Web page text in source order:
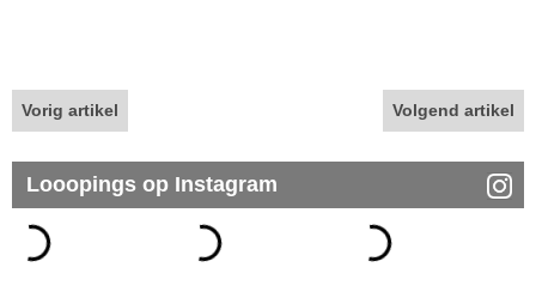
Vorig artikel Volgend artikel
Looopings op Instagram